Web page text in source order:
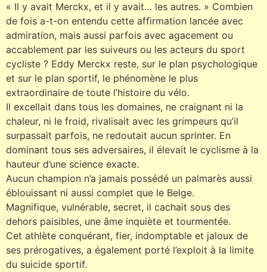
« Il y avait Merckx, et il y avait… les autres. » Combien
de fois a-t-on entendu cette affirmation lancée avec
admiration, mais aussi parfois avec agacement ou
accablement par les suiveurs ou les acteurs du sport
cycliste ? Eddy Merckx reste, sur le plan psychologique
et sur le plan sportif, le phénomène le plus
extraordinaire de toute l’histoire du vélo.
Il excellait dans tous les domaines, ne craignant ni la
chaleur, ni le froid, rivalisait avec les grimpeurs qu’il
surpassait parfois, ne redoutait aucun sprinter. En
dominant tous ses adversaires, il élevait le cyclisme à la
hauteur d’une science exacte.
Aucun champion n’a jamais possédé un palmarès aussi
éblouissant ni aussi complet que le Belge.
Magnifique, vulnérable, secret, il cachait sous des
dehors paisibles, une âme inquiète et tourmentée.
Cet athlète conquérant, fier, indomptable et jaloux de
ses prérogatives, a également porté l’exploit à la limite
du suicide sportif.